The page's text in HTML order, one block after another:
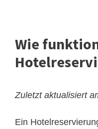
Wie
Zuletzt aktualisiert
Ein